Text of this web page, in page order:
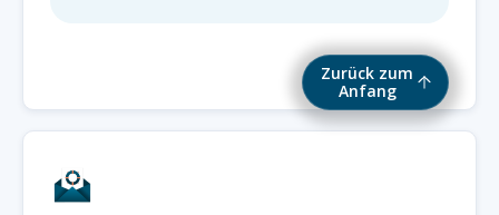
Zurück zum
Anfang